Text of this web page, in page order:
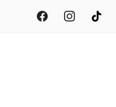
facebook instagramtiktok